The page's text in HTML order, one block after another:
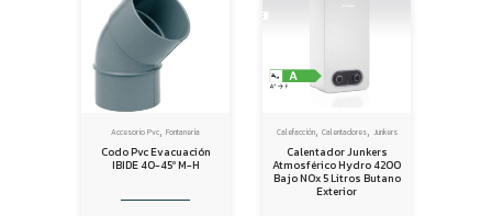
Accesorio Pvc, Fontanería
Codo Pvc Evacuación
IBIDE 40-45º M-H
Calefacción, Calentadores, Junkers
Calentador Junkers
Atmosférico Hydro 4200
Bajo NOx 5 Litros Butano
Exterior